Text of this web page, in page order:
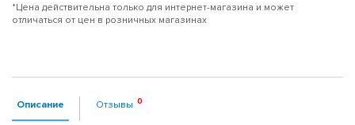
*Цена действительна только для интернет-магазина и может
отличаться от цен в розничных магазинах
Описание Отзывы